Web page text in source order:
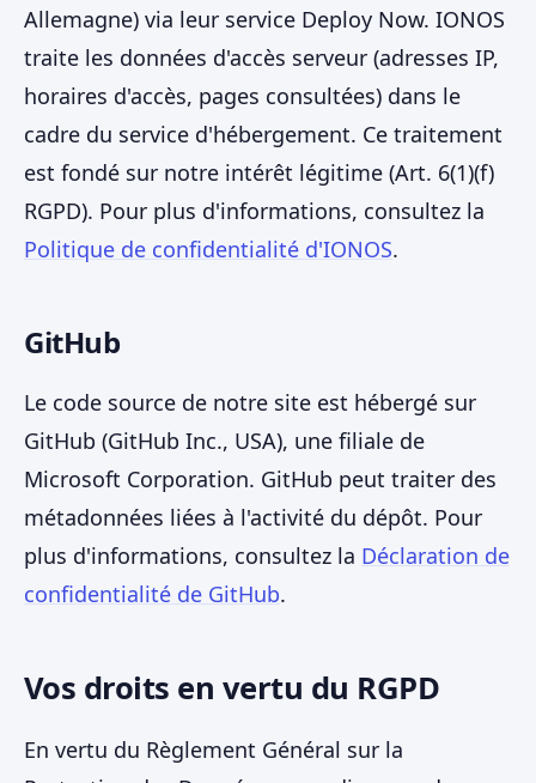
Allemagne) via leur service Deploy Now. IONOS
traite les données d'accès serveur (adresses IP,
horaires d'accès, pages consultées) dans le
cadre du service d'hébergement. Ce traitement
est fondé sur notre intérêt légitime (Art. 6(1)(f)
RGPD). Pour plus d'informations, consultez la
Politique de confidentialité d'IONOS.
GitHub
Le code source de notre site est hébergé sur
GitHub (GitHub Inc., USA), une filiale de
Microsoft Corporation. GitHub peut traiter des
métadonnées liées à l'activité du dépôt. Pour
plus d'informations, consultez la Déclaration de
confidentialité de GitHub.
Vos droits en vertu du RGPD
En vertu du Règlement Général sur la